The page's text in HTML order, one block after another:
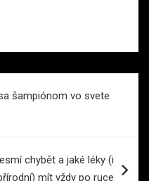
šampiónom vo svete
chybět a jaké léky (i
mít vždy po ruce